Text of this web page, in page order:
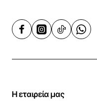
Η εταιρεία μας